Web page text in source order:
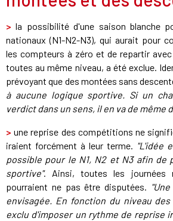
> la possibilité d'une saison blanche
nationaux (N1-N2-N3), qui aurait pour
les compteurs à zéro et de repartir
toutes au même niveau, a été exclue.
prévoyant que des montées sans
à aucune logique sportive. Si un
verdict dans un sens, il en va de même
>une reprise des compétitions ne
iraient forcément à leur terme. "L'idée
possible pour le N1, N2 et N3 afin de
sportive". Ainsi, toutes les journées
pourraient ne pas être disputées.
envisagée. En fonction du niveau
exclu d'imposer un rythme de reprise